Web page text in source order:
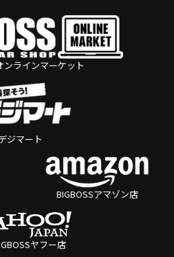
ンラインマーケット
ジマート
BIGBOSSアマゾン店
ヤフー店